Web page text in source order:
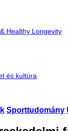
Healthy Longevity
és kultúra
Sporttudomány